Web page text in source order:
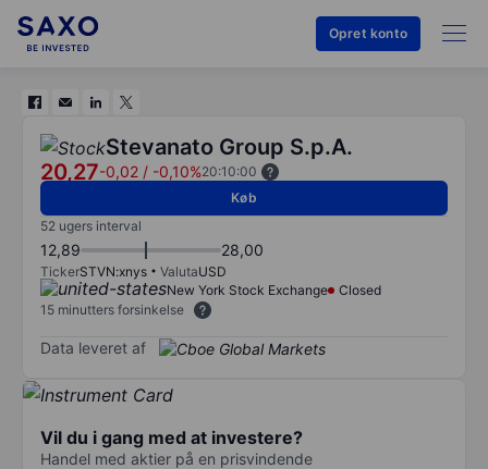
Opret konto
Stevanato Group S.p.A.
20,27-0,02 / -0,10%20:10:00
Køb
52 ugers interval
12,89 28,00
TickerSTVN:xnys ValutaUSD
New York Stock Exchange
Closed
15 minutters forsinkelse
Data leveret af
Vil du i gang med at investere?
Handel med aktier på en prisvindende